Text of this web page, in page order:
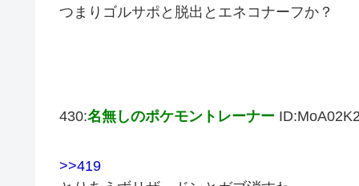
つまりゴルサポと脱出とエネコナーフか？
430:名無しのポケモントレーナー
>>419